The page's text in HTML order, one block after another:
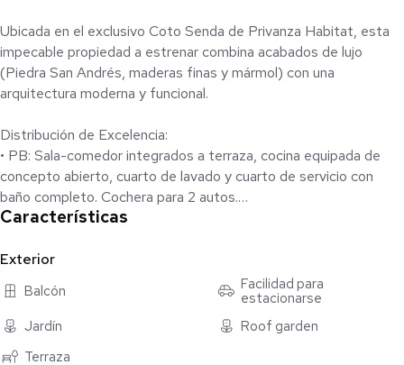
Ubicada en el exclusivo Coto Senda de Privanza Habitat, esta
impecable propiedad a estrenar combina acabados de lujo
(Piedra San Andrés, maderas finas y mármol) con una
arquitectura moderna y funcional.
Distribución de Excelencia:
• PB: Sala-comedor integrados a terraza, cocina equipada de
concepto abierto, cuarto de lavado y cuarto de servicio con
baño completo. Cochera para 2 autos.
• PA: 3 amplias recámaras, todas con baño privado; la principal
• Roof Garden: Espacio versátil para salón de eventos o 4ta
habitación, con baño completo y terraza con vista panorámica.
Amenidades y Entorno: Disfruta de seguridad las 24 hrs,
Características
Exterior
Balcón
Facilidad para
estacionarse
Jardín
Roof garden
Terraza